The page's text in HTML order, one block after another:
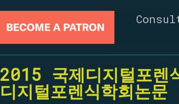
2015 국제디지털포
디지털포렌식학회논